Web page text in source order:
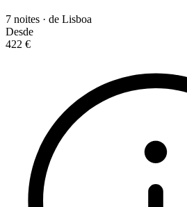
7 noites · de Lisboa
Desde
422 €